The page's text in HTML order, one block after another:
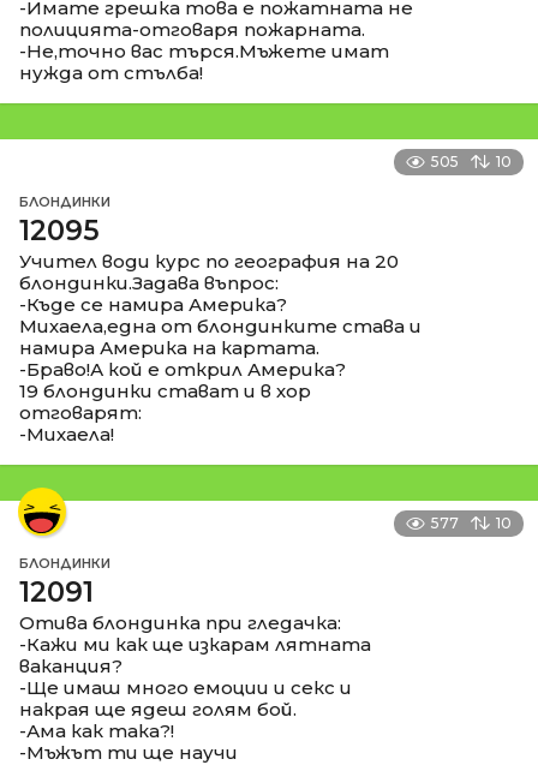
-Имате грешка това е пожатната не
полицията-отговаря пожарната.
-Не,точно вас търся.Мъжете имат
нужда от стълба!
505 10
БЛОНДИНКИ
12095
Учител води курс по география на 20
блондинки.Задава въпрос:
-Къде се намира Америка?
Михаела,една от блондинките става и
намира Америка на картата.
-Браво!А кой е открил Америка?
19 блондинки стават и в хор
отговарят:
-Михаела!
577 10
БЛОНДИНКИ
12091
Отива блондинка при гледачка:
-Кажи ми как ще изкарам лятната
ваканция?
-Ще имаш много емоции и секс и
накрая ще ядеш голям бой.
-Ама как така?!
-Мъжът ти ще научи